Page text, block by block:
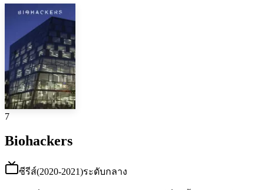
7
Biohackers
ซีรีส์(2020-2021)ระดับกลาง